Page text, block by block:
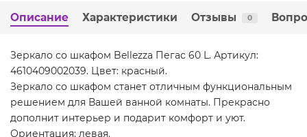
Описание Характеристики Отзывы 0
Зеркало со шкафом Bellezza Пегас 60 L. Артикул:
4610409002039. Цвет: красный.
Зеркало со шкафом станет отличным функциональным
решением для Вашей ванной комнаты. Прекрасно
дополнит интерьер и подарит комфорт и уют.
Ориентация: левая.